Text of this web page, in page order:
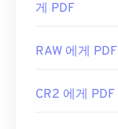
게 PDF
RAW 에게 PDF
CR2 에게 PDF